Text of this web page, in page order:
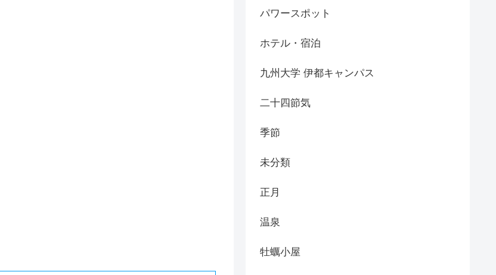
パワースポット
ホテル・宿泊
九州大学 伊都キャンパス
二十四節気
季節
未分類
正月
温泉
牡蠣小屋